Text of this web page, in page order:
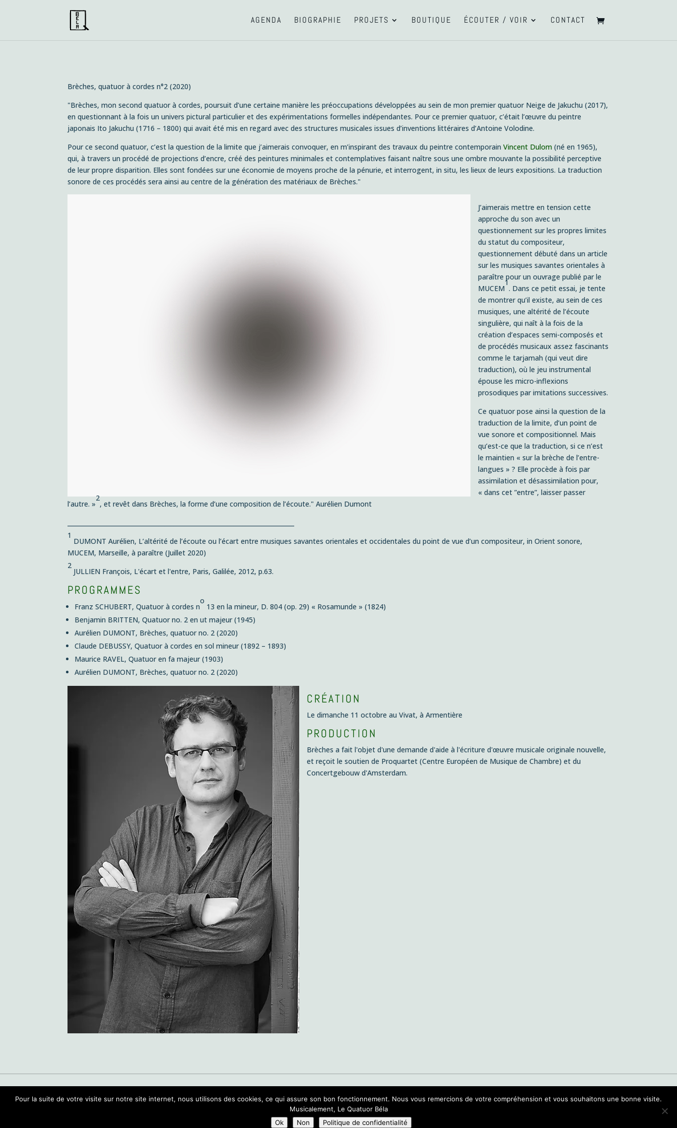
AGENDA BIOGRAPHIE PROJETS BOUTIQUE ÉCOUTER / VOIR CONTACT
Brèches, quatuor à cordes n°2 (2020)
"Brèches, mon second quatuor à cordes, poursuit d’une certaine manière les préoccupations développées au sein de mon premier quatuor Neige de Jakuchu (2017),
en questionnant à la fois un univers pictural particulier et des expérimentations formelles indépendantes. Pour ce premier quatuor, c’était l’œuvre du peintre
japonais Ito Jakuchu (1716 – 1800) qui avait été mis en regard avec des structures musicales issues d’inventions littéraires d’Antoine Volodine.
Pour ce second quatuor, c’est la question de la limite que j’aimerais convoquer, en m’inspirant des travaux du peintre contemporainVincent Dulom (né en 1965),
qui, à travers un procédé de projections d’encre, créé des peintures minimales et contemplatives faisant naître sous une ombre mouvante la possibilité perceptive
de leur propre disparition. Elles sont fondées sur une économie de moyens proche de la pénurie, et interrogent,in situ,les lieux de leurs expositions. La traduction
sonore de ces procédés sera ainsi au centre de la génération des matériaux de Brèches."
J’aimerais mettre en tension cette
approche du son avec un
questionnement sur les propres limites
du statut du compositeur,
questionnement débuté dans un article
sur les musiques savantes orientales à
paraître pour un ouvrage publié par le
MUCEM
1
. Dans ce petit essai, je tente
de montrer qu’il existe, au sein de ces
musiques, unealtérité de l’écoute
singulière, qui naît à la fois de la
création d’espacessemi-composés et
de procédés musicaux assez fascinants
comme letarjamah(qui veut dire
traduction), où le jeu instrumental
épouse les micro-inflexions
prosodiques par imitations successives.
Ce quatuor pose ainsi la question de la
traduction de la limite, d’un point de
vue sonore et compositionnel. Mais
qu’est-ce que la traduction, si ce n’est
le maintien « sur la brèche de l’entre-
langues » ? Elle procède à fois par
assimilation et désassimilation pour,
« dans cet ”entre”, laisser passer
l’autre. »
2
, et revêt dans Brèches, la forme d’unecomposition de l’écoute." Aurélien Dumont
1
DUMONT Aurélien, L’altérité de l’écoute ou l’écart entre musiques savantes orientales et occidentales du point de vue d’un compositeur,in Orient sonore,
MUCEM, Marseille, à paraître (Juillet 2020)
2
JULLIEN François, L'écart et l'entre, Paris, Galilée, 2012, p.63.
PROGRAMMES
Franz SCHUBERT,Quatuor à cordes n
o
13en la mineur, D. 804 (op. 29) « Rosamunde » (1824)
Benjamin BRITTEN,Quatuor no. 2 en ut majeur (1945)
Aurélien DUMONT, Brèches,quatuor no. 2 (2020)
Claude DEBUSSY,Quatuor à cordes en sol mineur(1892 – 1893)
Maurice RAVEL,Quatuor en fa majeur(1903)
Aurélien DUMONT, Brèches,quatuor no. 2 (2020)
CRÉATION
Le dimanche 11 octobre au Vivat, à Armentière
PRODUCTION
Brèches a fait l'objet d'une demande d'aide à l'écriture d'œuvre musicale originale nouvelle,
et reçoit le soutien de Proquartet (Centre Européen de Musique de Chambre) et du
Concertgebouw d'Amsterdam.
MENTIONS LÉGALES AMIS PARTENAIRES POLITIQUE DE CONFIDENTIALITÉ CGV
Pour la suite de votre visite sur notre site internet, nous utilisons des cookies, ce qui assure son bon fonctionnement. Nous vous remercions de votre compréhension et vous souhaitons une bonne visite.
Musicalement, Le Quatuor Béla
Ok
Non Politique de confidentialité